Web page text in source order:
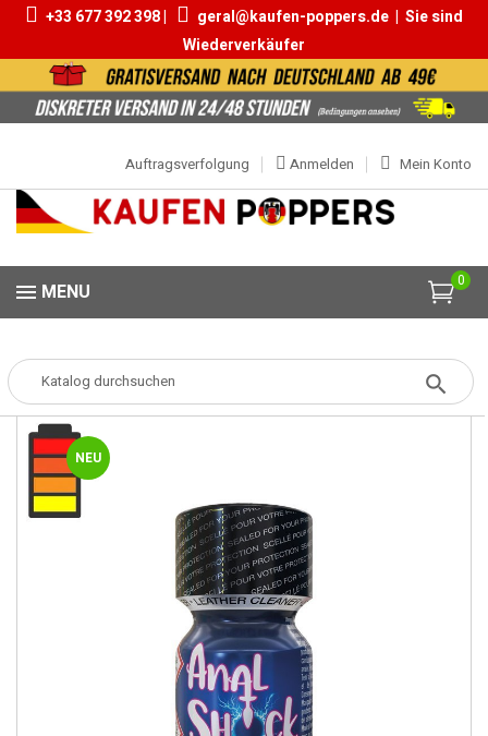
+33 677 392 398 | geral@kaufen-poppers.de | Sie sind
Wiederverkäufer
Mein Konto
Anmelden
Auftragsverfolgung
0
MENU
Popper Popper Klein Anal Shock 10ml
NEU